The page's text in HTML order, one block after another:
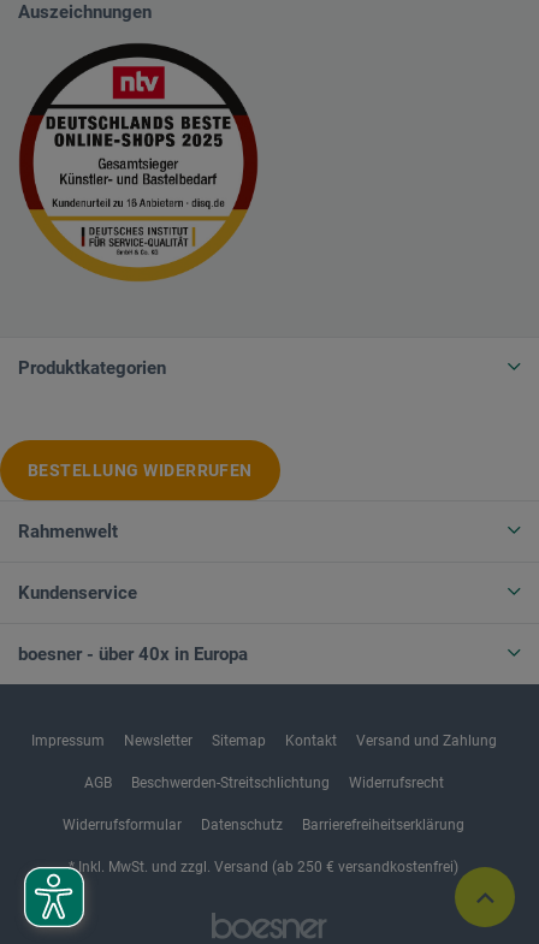
Auszeichnungen
Produktkategorien
BESTELLUNG WIDERRUFEN
Rahmenwelt
Kundenservice
boesner - über 40x in Europa
Impressum Newsletter Sitemap Kontakt Versand und Zahlung
AGB Beschwerden-Streitschlichtung Widerrufsrecht
Widerrufsformular Datenschutz Barrierefreiheitserklärung
* Inkl. MwSt. und zzgl. Versand (ab 250 € versandkostenfrei)